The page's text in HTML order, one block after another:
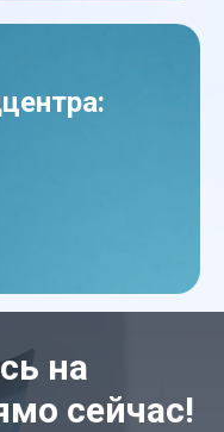
на
сейчас!